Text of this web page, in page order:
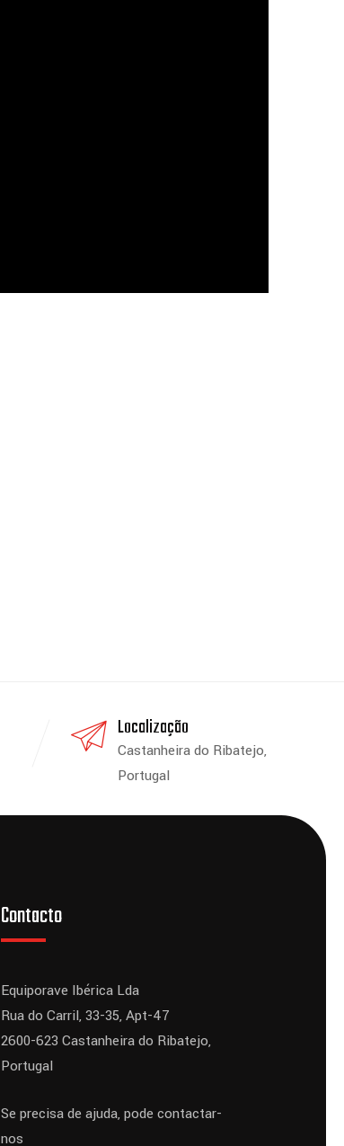
Localização
Castanheira do Ribatejo,
Portugal
Contacto
Equiporave Ibérica Lda
Rua do Carril, 33-35, Apt-47
2600-623 Castanheira do Ribatejo,
Portugal
Se precisa de ajuda, pode contactar-
nos